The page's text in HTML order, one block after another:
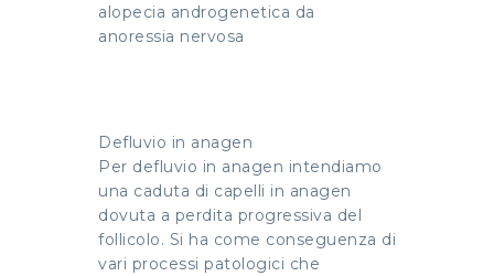
alopecia androgenetica da
anoressia nervosa
Defluvio in anagen
Per defluvio in anagen intendiamo
una caduta di capelli in anagen
dovuta a perdita progressiva del
follicolo. Si ha come conseguenza di
vari processi patologici che